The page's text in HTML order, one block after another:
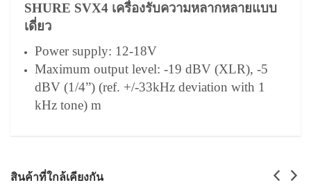
SHURE SVX4 เครื่องรับความหลากหลายแบบ
เดี่ยว
Power supply: 12-18V
Maximum output level: -19 dBV (XLR), -5
dBV (1/4”) (ref. +/-33kHz deviation with 1
kHz tone) m
สินค้าที่ใกล้เคียงกัน